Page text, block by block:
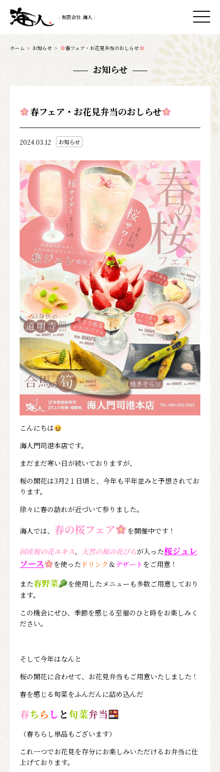
- 有限会社 海人 -
ホーム > お知らせ > 春フェア・お花見弁当のおしらせ
お知らせ
春フェア・お花見弁当のおしらせ
2024.03.12 お知らせ
こんにちは
海人門司港本店です。
まだまだ寒い日が続いておりますが、
桜の開花は3月2１日頃と、今年も平年並みと予想されてお
ります。
徐々に春の訪れが近づいて参りました。
海人では、 春の桜フェア を開催中です！
国産桜の花エキス、 天然の桜の花びらが入った桜ジュレ
ソース
を使った ドリンク ＆デザート をご用意！
また春野菜
を使用したメニューも多数ご用意しており
ます。
この機会にぜひ、季節を感じる至福のひと時をお楽しみく
ださい。
そして今年はなんと
桜の開花に合わせて、お花見弁当もご用意いたしました！
春を感じる旬菜をふんだんに詰め込んだ
春ち らし と旬菜弁当
（春ちらし単品もございます）
これ一つでお花見を存分にお楽しみいただけるお弁当に仕
上げております。